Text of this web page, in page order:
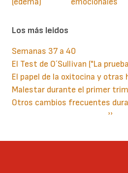
Los más leidos
Semanas 37 a 40
El Test de O´Sullivan ("La
El papel de la oxitocina y otras
Malestar durante el primer
Otros cambios frecuentes
››